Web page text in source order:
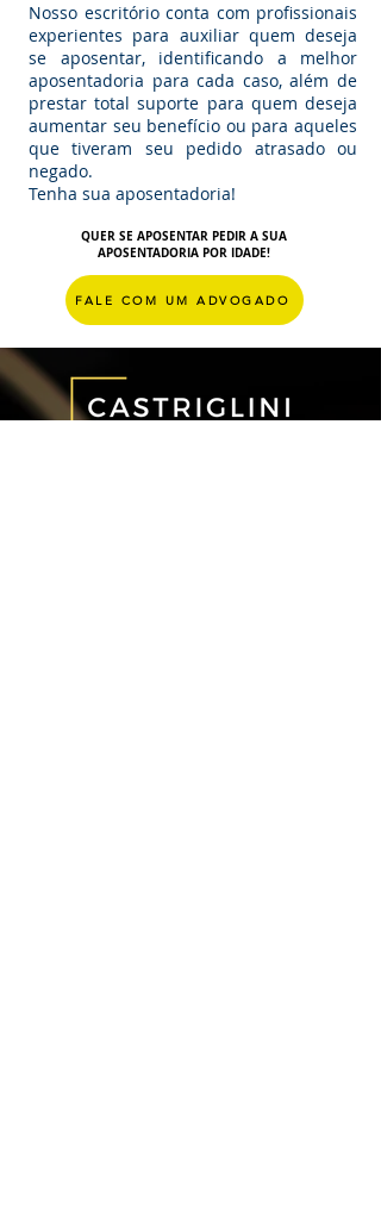
Nosso escritório conta com profissionais
experientes para auxiliar quem deseja
se aposentar, identificando a melhor
aposentadoria para cada caso, além de
prestar total suporte para quem deseja
aumentar seu benefício ou para aqueles
que tiveram seu pedido atrasado ou
negado.
Tenha sua aposentadoria!
QUER SE APOSENTAR PEDIR A SUA
APOSENTADORIA POR IDADE!
FALE COM UM ADVOGADO